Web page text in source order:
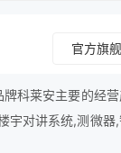
官方旗
科莱安主要的经营
宇对讲系统,测微器,